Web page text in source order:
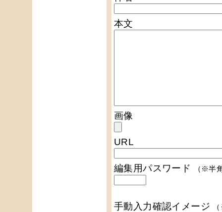
本文
画像
URL
編集用パスワード （※半
手動入力確認イメージ